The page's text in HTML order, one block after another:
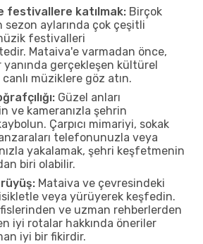
festivallere katılmak: Birçok
aylarında çok çeşitli
festivalleri
Mataiva'e varmadan önce,
gerçekleşen kültürel
müziklere göz atın.
Güzel anları
ve kameranızla şehrin
Çarpıcı mimariyi, sokak
telefonunuzla veya
yakalamak, şehri keşfetmenin
biri olabilir.
Mataiva ve çevresindeki
veya yürüyerek keşfedin.
ve uzman rehberlerden
iyi rotalar hakkında öneriler
iyi bir fikirdir.